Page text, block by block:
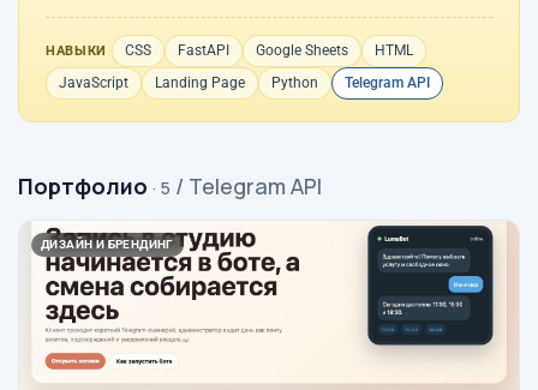
НАВЫКИ CSS FastAPI Google Sheets
HTML
JavaScript
Landing Page Python Telegram API
Портфолио · 5 / Telegram API
ДИЗАЙН И БРЕНДИНГ